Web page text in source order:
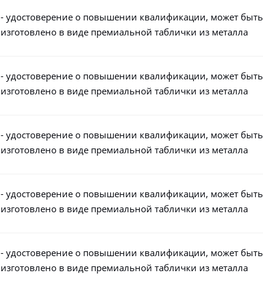
- удостоверение о повышении квалификации, может быть
изготовлено в виде премиальной таблички из металла
- удостоверение о повышении квалификации, может быть
изготовлено в виде премиальной таблички из металла
- удостоверение о повышении квалификации, может быть
изготовлено в виде премиальной таблички из металла
- удостоверение о повышении квалификации, может быть
изготовлено в виде премиальной таблички из металла
- удостоверение о повышении квалификации, может быть
изготовлено в виде премиальной таблички из металла